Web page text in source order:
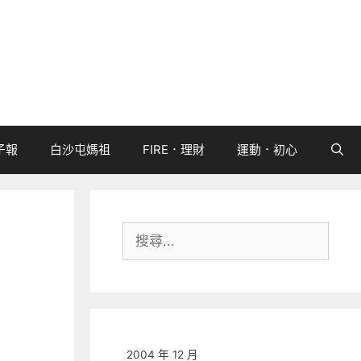
報 白沙屯媽祖 FIRE．理財 運動．初心
尋:
2004 年 12 月